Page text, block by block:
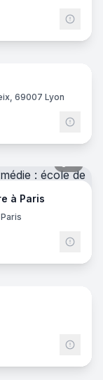
45
69007 Lyon
à Paris
66
47